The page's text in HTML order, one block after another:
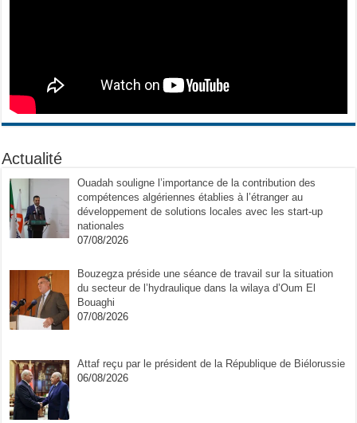
Actualité
Ouadah souligne l’importance de la contribution des
compétences algériennes établies à l’étranger au
développement de solutions locales avec les start-up
nationales
07/08/2026
Bouzegza préside une séance de travail sur la situation
du secteur de l’hydraulique dans la wilaya d’Oum El
Bouaghi
07/08/2026
Attaf reçu par le président de la République de Biélorussie
06/08/2026